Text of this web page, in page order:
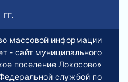
массовой информации
- сайт муниципального
поселение Локосово»
службой по